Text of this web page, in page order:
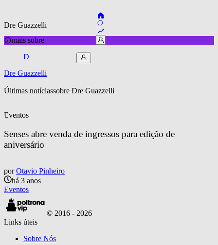
Dre Guazzelli
mais sobre
D
Dre Guazzelli
Últimas notíciassobre Dre Guazzelli
Eventos
Senses abre venda de ingressos para edição de
aniversário
por Otavio Pinheiro
há 3 anos
Eventos
© 2016 - 2026
Links úteis
Sobre Nós